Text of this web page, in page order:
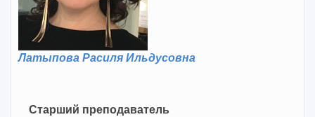
Латыпова Расиля Ильдусовна
Старший преподаватель